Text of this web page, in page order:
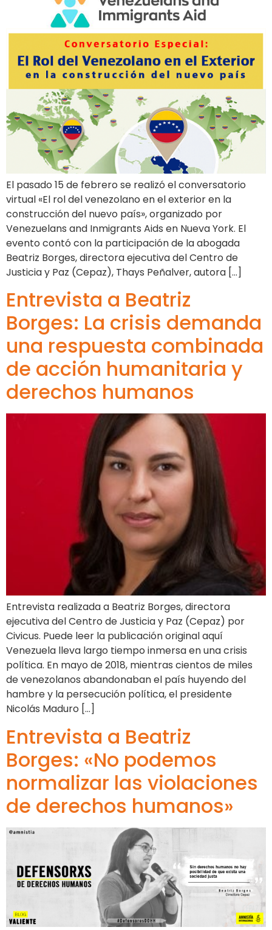
El pasado 15 de febrero se realizó el conversatorio
virtual «El rol del venezolano en el exterior en la
construcción del nuevo país», organizado por
Venezuelans and Inmigrants Aids en Nueva York. El
evento contó con la participación de la abogada
Beatriz Borges, directora ejecutiva del Centro de
Justicia y Paz (Cepaz), Thays Peñalver, autora […]
Entrevista a Beatriz
Borges: La crisis demanda
una respuesta combinada
de acción humanitaria y
derechos humanos
Entrevista realizada a Beatriz Borges, directora
ejecutiva del Centro de Justicia y Paz (Cepaz) por
Civicus. Puede leer la publicación original aquí
Venezuela lleva largo tiempo inmersa en una crisis
política. En mayo de 2018, mientras cientos de miles
de venezolanos abandonaban el país huyendo del
hambre y la persecución política, el presidente
Nicolás Maduro […]
Entrevista a Beatriz
Borges: «No podemos
normalizar las violaciones
de derechos humanos»